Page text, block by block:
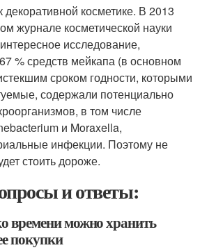
декоративной косметике. В 2013
журнале косметической науки
исследование,
% средств мейкапа (в основном
сроком годности, которыми
содержали потенциально
в том числе
и Moraxella,
инфекции. Поэтому не
стоить дороже.
и ответы:
времени можно хранить
покупки